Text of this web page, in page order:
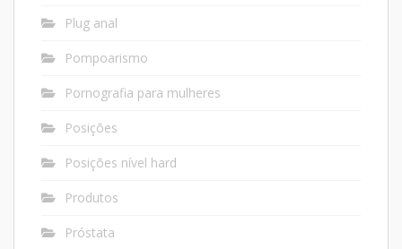
Plug anal
Pompoarismo
Pornografia para mulheres
Posições
Posições nível hard
Produtos
Próstata